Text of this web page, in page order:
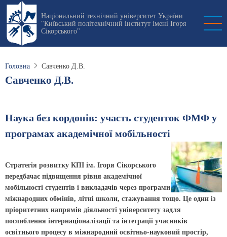
Перейти
основного
вмісту
Національний технічний університет України
"Київський політехнічний інститут імені Ігоря
Сікорського"
Головна Савченко Д.В.
Савченко Д.В.
Наука без кордонів: участь студенток ФМФ у
програмах академічної мобільності
Стратегія розвитку КПІ ім. Ігоря Сікорського
передбачає підвищення рівня академічної
мобільності студентів і викладачів через програми
міжнародних обмінів, літні школи, стажування тощо. Це один із
пріоритетних напрямів діяльності університету задля
поглиблення інтернаціоналізації та інтеграції учасників
освітнього процесу в міжнародний освітньо-науковий простір,